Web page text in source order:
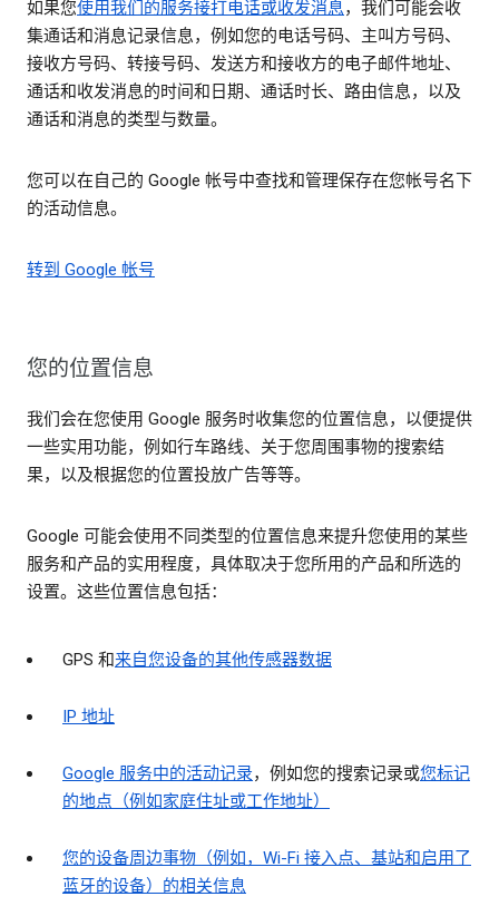
如果您使用我们的服务接打电话或收发消息，我们可能会收
集通话和消息记录信息，例如您的电话号码、主叫方号码、
接收方号码、转接号码、发送方和接收方的电子邮件地址、
通话和收发消息的时间和日期、通话时长、路由信息，以及
通话和消息的类型与数量。
您可以在自己的 Google 帐号中查找和管理保存在您帐号名下
的活动信息。
转到 Google 帐号
您的位置信息
我们会在您使用 Google 服务时收集您的位置信息，以便提供
一些实用功能，例如行车路线、关于您周围事物的搜索结
果，以及根据您的位置投放广告等等。
Google 可能会使用不同类型的位置信息来提升您使用的某些
服务和产品的实用程度，具体取决于您所用的产品和所选的
设置。这些位置信息包括：
GPS 和来自您设备的其他传感器数据
IP 地址
Google 服务中的活动记录，例如您的搜索记录或您标记
的地点（例如家庭住址或工作地址）
您的设备周边事物（例如，Wi-Fi 接入点、基站和启用了
蓝牙的设备）的相关信息